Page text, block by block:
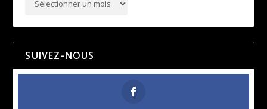
SUIVEZ-NOUS